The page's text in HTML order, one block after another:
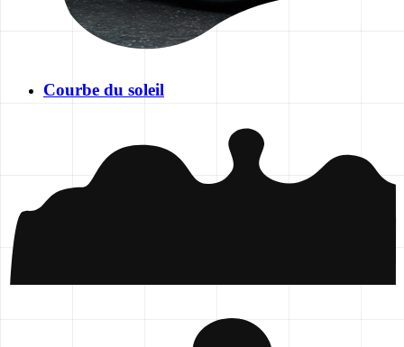
Courbe du soleil